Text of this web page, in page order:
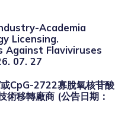
Academia
Licensing.
Against Flaviviruses
07. 27
CpG-2722寡脫氧核苷酸
術移轉廠商 (公告日期：